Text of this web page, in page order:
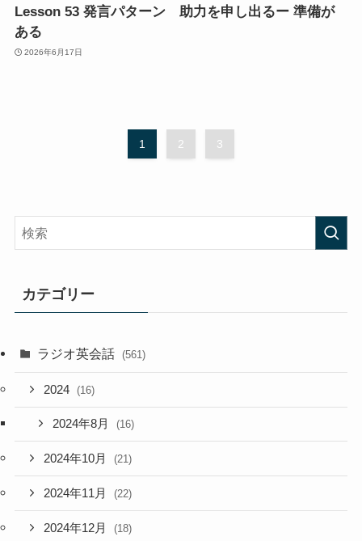
Lesson 53 発言パターン 助力を申し出るー 準備が
ある
2026年6月17日
1 2 3
カテゴリー
ラジオ英会話 (561)
2024 (16)
2024年8月 (16)
2024年10月 (21)
2024年11月 (22)
2024年12月 (18)